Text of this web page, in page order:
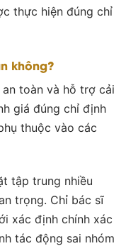
thực hiện đúng chỉ
không?
toàn và hỗ trợ cải
giá đúng chỉ định
thuộc vào các
tập trung nhiều
trọng. Chỉ bác sĩ
xác định chính xác
tác động sai nhóm